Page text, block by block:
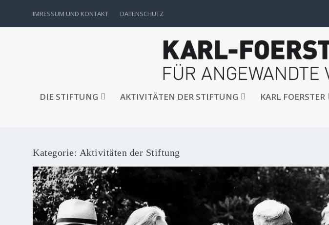
IMRESSUM UND KONTAKT DATENSCHUTZ
DIE STIFTUNG AKTIVITÄTEN DER STIFTUNG KARL FOERSTER
Kategorie: Aktivitäten der Stiftung